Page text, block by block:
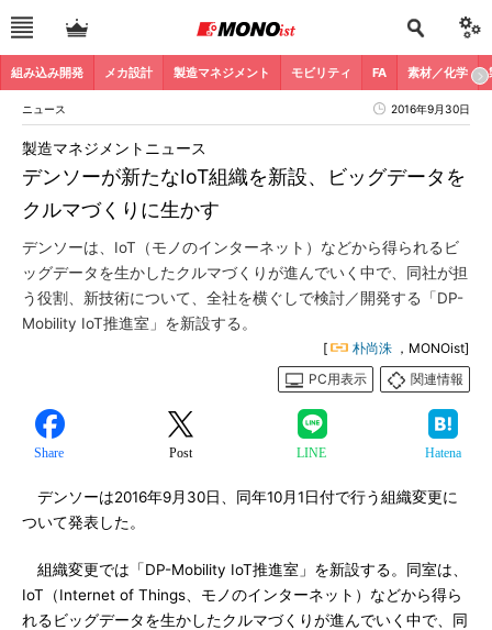
組み込み開発 メカ設計 製造マネジメント モビリティ FA 素材／化学
ニュース 2016年9月30日
デンソーが新たなIoT組織を新設、ビッグデータを
クルマづくりに生かす
製造マネジメントニュース
デンソーは、IoT（モノのインターネット）などから得られるビ
ッグデータを生かしたクルマづくりが進んでいく中で、同社が担
う役割、新技術について、全社を横ぐしで検討／開発する「DP-
Mobility IoT推進室」を新設する。
[ 朴尚洙 ，MONOist]
PC用表示
関連情報
Share Post LINE Hatena
デンソーは2016年9月30日、同年10月1日付で行う組織変更に
ついて発表した。
組織変更では「DP-Mobility IoT推進室」を新設する。同室は、
IoT（Internet of Things、モノのインターネット）などから得ら
れるビッグデータを生かしたクルマづくりが進んでいく中で、同